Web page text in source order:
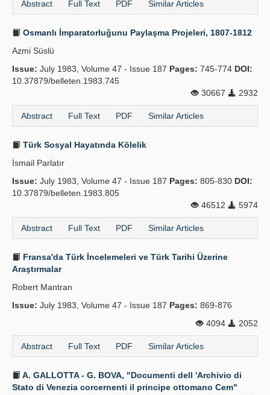
Abstract Full Text PDF Similar Articles
Osmanlı İmparatorluğunu Paylaşma Projeleri, 1807-1812
Azmi Süslü
Issue: July 1983, Volume 47 - Issue 187 Pages: 745-774 DOI:
10.37879/belleten.1983.745
30667
2932
Abstract Full Text PDF Similar Articles
Türk Sosyal Hayatında Kölelik
İsmail Parlatır
Issue: July 1983, Volume 47 - Issue 187 Pages: 805-830 DOI:
10.37879/belleten.1983.805
46512
5974
Abstract Full Text PDF Similar Articles
Fransa'da Türk İncelemeleri ve Türk Tarihi Üzerine
Araştırmalar
Robert Mantran
Issue: July 1983, Volume 47 - Issue 187 Pages: 869-876
4094
2052
Abstract Full Text PDF Similar Articles
A. GALLOTTA - G. BOVA, "Documenti dell 'Archivio di
Stato di Venezia corcernenti il principe ottomano Cem"